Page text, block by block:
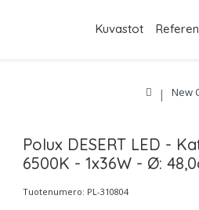
Kuvastot
New
Polux DESERT LED -
6500K - 1x36W - Ø:
Tuotenumero: PL-310804